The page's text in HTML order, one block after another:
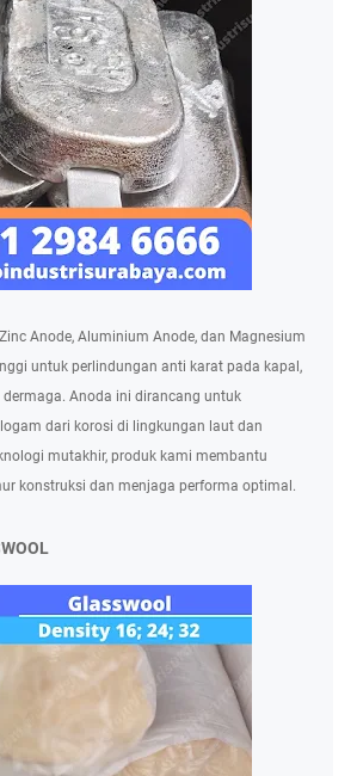
Anode, Aluminium Anode, dan Magnesium
untuk perlindungan anti karat pada kapal,
Anoda ini dirancang untuk
dari korosi di lingkungan laut dan
mutakhir, produk kami membantu
konstruksi dan menjaga performa optimal.